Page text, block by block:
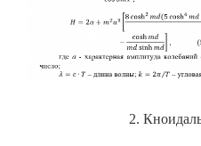
2.